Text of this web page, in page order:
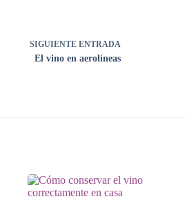
SIGUIENTE ENTRADA
El vino en aerolíneas